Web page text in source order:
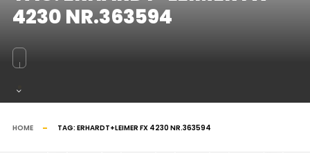
4230 NR.363594
HOME TAG: ERHARDT+LEIMER FX 4230 NR.363594